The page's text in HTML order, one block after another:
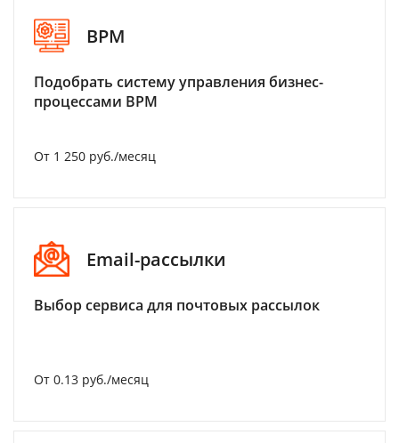
BPM
Подобрать систему управления бизнес-
процессами BPM
От 1 250 руб./месяц
Email-рассылки
Выбор сервиса для почтовых рассылок
От 0.13 руб./месяц